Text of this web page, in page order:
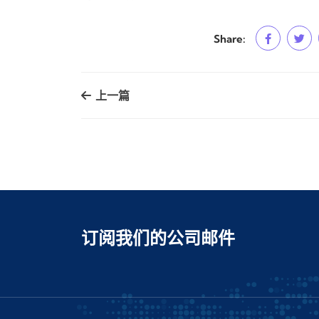
Share:
上一篇
订阅我们的公司邮件